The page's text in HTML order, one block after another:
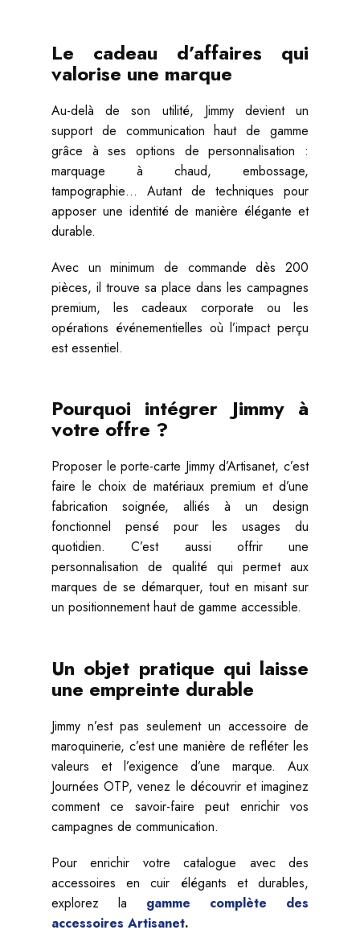
Le cadeau d’affaires qui
valorise une marque
Au-delà de son utilité, Jimmy devient un
support de communication haut de gamme
grâce à ses options de personnalisation :
marquage à chaud, embossage,
tampographie… Autant de techniques pour
apposer une identité de manière élégante et
durable.
Avec un minimum de commande dès 200
pièces, il trouve sa place dans les campagnes
premium, les cadeaux corporate ou les
opérations événementielles où l’impact perçu
est essentiel.
Pourquoi intégrer Jimmy à
votre offre ?
Proposer le porte-carte Jimmy d’Artisanet, c’est
faire le choix de matériaux premium et d’une
fabrication soignée, alliés à un design
fonctionnel pensé pour les usages du
quotidien. C’est aussi offrir une
personnalisation de qualité qui permet aux
marques de se démarquer, tout en misant sur
un positionnement haut de gamme accessible.
Un objet pratique qui laisse
une empreinte durable
Jimmy n’est pas seulement un accessoire de
maroquinerie, c’est une manière de refléter les
valeurs et l’exigence d’une marque. Aux
Journées OTP, venez le découvrir et imaginez
comment ce savoir-faire peut enrichir vos
campagnes de communication.
Pour enrichir votre catalogue avec des
accessoires en cuir élégants et durables,
explorez la gamme complète des
accessoires Artisanet.